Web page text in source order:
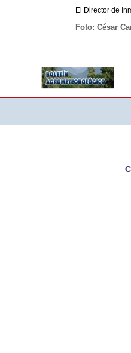
El Director de
Foto: César